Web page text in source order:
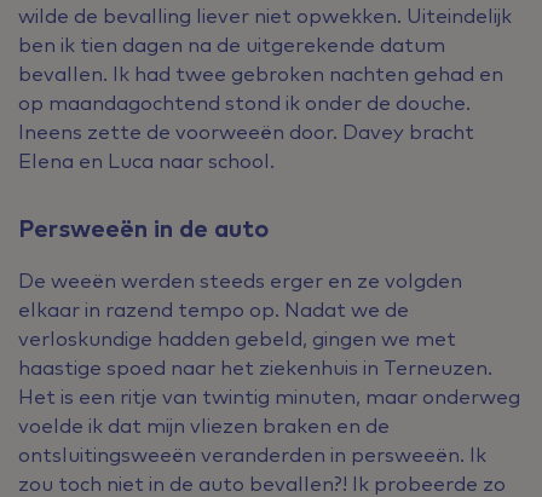
wilde de bevalling liever niet opwekken. Uiteindelijk
ben ik tien dagen na de uitgerekende datum
bevallen. Ik had twee gebroken nachten gehad en
op maandagochtend stond ik onder de douche.
Ineens zette de voorweeën door. Davey bracht
Elena en Luca naar school.
Persweeën in de auto
De weeën werden steeds erger en ze volgden
elkaar in razend tempo op. Nadat we de
verloskundige hadden gebeld, gingen we met
haastige spoed naar het ziekenhuis in Terneuzen.
Het is een ritje van twintig minuten, maar onderweg
voelde ik dat mijn vliezen braken en de
ontsluitingsweeën veranderden in persweeën. Ik
zou toch niet in de auto bevallen?! Ik probeerde zo